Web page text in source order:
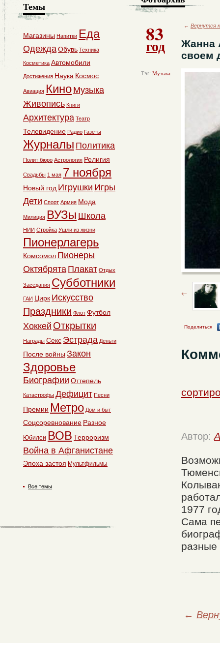
83
год
Тэг: Музыка
← Вернутся
Жанна
своем
Поделиться
Автор:
1977
Сама
разные
←
Темы
Магазины Напитки Еда
ОдеждаОбувь Техника
Косметика Автомобили
Достижения Наука Космос
Авиация Кино Музыка
Живопись Книги
Архитектура Театр
Телевидение Радио Газеты
Журналы Политика
Полит бюро Астрология Религия
Свадьбы 1 мая 7 ноября
Новый год Игрушки Игры
Дети Спорт Армия Мода
Милиция ВУЗы Школа
НИИ Стройка Ушли из жизни
Пионерлагерь
Комсомол Пионеры
Октябрята Плакат Отдых
Заседания Субботники
ГАИ Цирк Искусство
Праздники Флот Футбол
Хоккей Открытки
Награды Секс Эстрада Деньги
После войны Закон
Здоровье
Биографии Оттепель
Катастрофы Дефицит Песни
Премии Метро Дом и быт
Соцсоревнование Разное
Юбилеи ВОВ Терроризм
Война в Афганистане
Эпоха застоя Мультфильмы
Все темы